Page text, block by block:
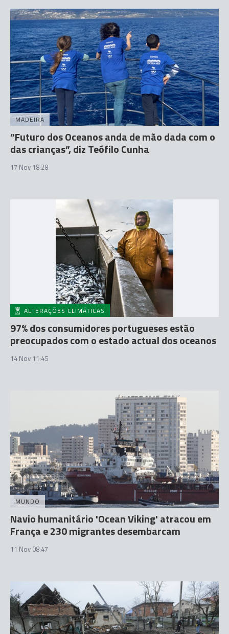
MADEIRA
“Futuro dos Oceanos anda de mão dada com o
das crianças”, diz Teófilo Cunha
17 Nov 18:28
ALTERAÇÕES CLIMÁTICAS
97% dos consumidores portugueses estão
preocupados com o estado actual dos oceanos
14 Nov 11:45
MUNDO
Navio humanitário 'Ocean Viking' atracou em
França e 230 migrantes desembarcam
11 Nov 08:47